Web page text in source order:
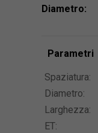
Diametro:
Parametri
Spaziatura:
Diametro:
Larghezza:
ET: